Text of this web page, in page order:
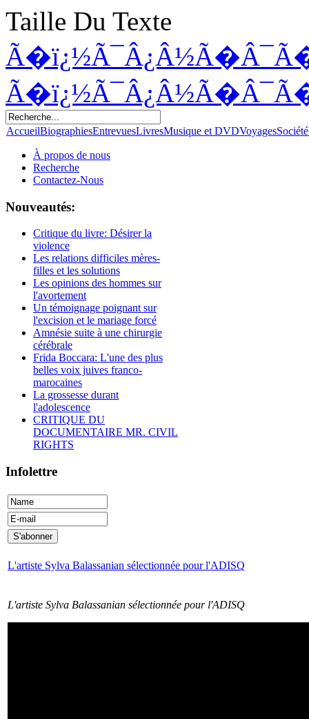
Taille Du Texte
AccueilBiographiesEntrevuesLivresMusique et DVDVoyagesSociété
À propos de nous
Recherche
Contactez-Nous
Nouveautés:
Critique du livre: Désirer la
violence
Les relations difficiles mères-
filles et les solutions
Les opinions des hommes sur
l'avortement
Un témoignage poignant sur
l'excision et le mariage forcé
Amnésie suite à une chirurgie
cérébrale
Frida Boccara: L'une des plus
belles voix juives franco-
marocaines
La grossesse durant
l'adolescence
CRITIQUE DU
DOCUMENTAIRE MR. CIVIL
RIGHTS
Infolettre
L'artiste Sylva Balassanian sélectionnée pour l'ADISQ
L'artiste Sylva Balassanian sélectionnée pour l'ADISQ